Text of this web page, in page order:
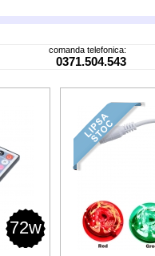
comanda telefonica:
0371.504.543
72w